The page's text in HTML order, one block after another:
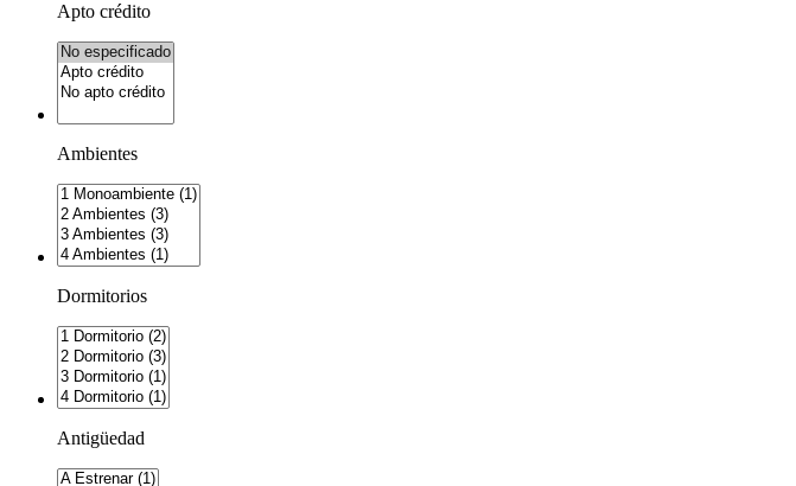
Apto crédito
Ambientes
Dormitorios
Antigüedad